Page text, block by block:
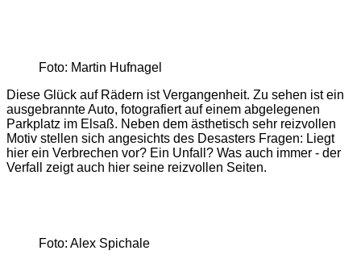
Foto: Martin Hufnagel
Diese Glück auf Rädern ist Vergangenheit. Zu sehen ist ein
ausgebrannte Auto, fotografiert auf einem abgelegenen
Parkplatz im Elsaß. Neben dem ästhetisch sehr reizvollen
Motiv stellen sich angesichts des Desasters Fragen: Liegt
hier ein Verbrechen vor? Ein Unfall? Was auch immer - der
Verfall zeigt auch hier seine reizvollen Seiten.
Foto: Alex Spichale